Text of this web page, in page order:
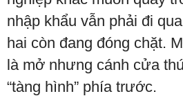
nhập khẩu vẫn phải đi
hai còn đang đóng chặt.
là mở nhưng cánh cửa
“tàng hình” phía trước.